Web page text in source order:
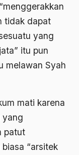
tidak dapat
yang
itu pun
melawan Syah
mati karena
yang
patut
“arsitek